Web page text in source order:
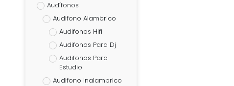
Audífonos
Audifono Alambrico
Audifonos Hifi
Audifonos Para Dj
Audifonos Para
Estudio
Audifono Inalambrico